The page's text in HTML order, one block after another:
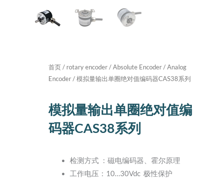
首页/ rotary encoder/Absolute Encoder/Analog
Encoder/ 模拟量输出单圈绝对值编码器CAS38系列
模拟量输出单圈绝对值编
码器CAS38系列
检测方式 ：磁电编码器、霍尔原理
工作电压：10…30Vdc 极性保护